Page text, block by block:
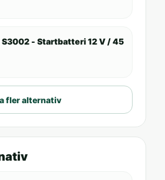
S3002 - Startbatteri 12 V / 45
fler alternativ